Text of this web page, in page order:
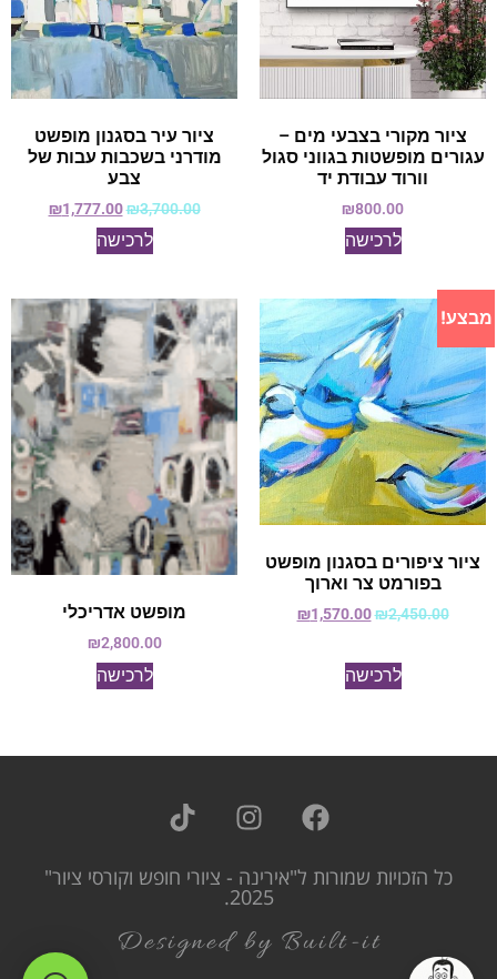
ציור מקורי בצבעי מים –
עגורים מופשטות בגווני סגול
וורוד עבודת יד
₪800.00
לרכישה
ציור עיר בסגנון מופשט
מודרני בשכבות עבות של
צבע
₪3,700.00
₪1,777.00
לרכישה
מבצע!
ציור ציפורים בסגנון מופשט
בפורמט צר וארוך
₪2,450.00
₪1,570.00
לרכישה
מופשט אדריכלי
₪2,800.00
לרכישה
כל הזכויות שמורות ל"אירינה - ציורי חופש וקורסי ציור"
2025.
Designed by Built-it